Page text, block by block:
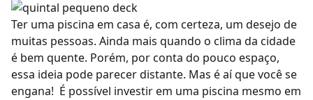
Ter uma piscina em casa é, com certeza, um desejo de
muitas pessoas. Ainda mais quando o clima da cidade
é bem quente. Porém, por conta do pouco espaço,
essa ideia pode parecer distante. Mas é aí que você se
engana! É possível investir em uma piscina mesmo em